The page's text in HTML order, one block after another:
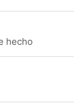
hecho